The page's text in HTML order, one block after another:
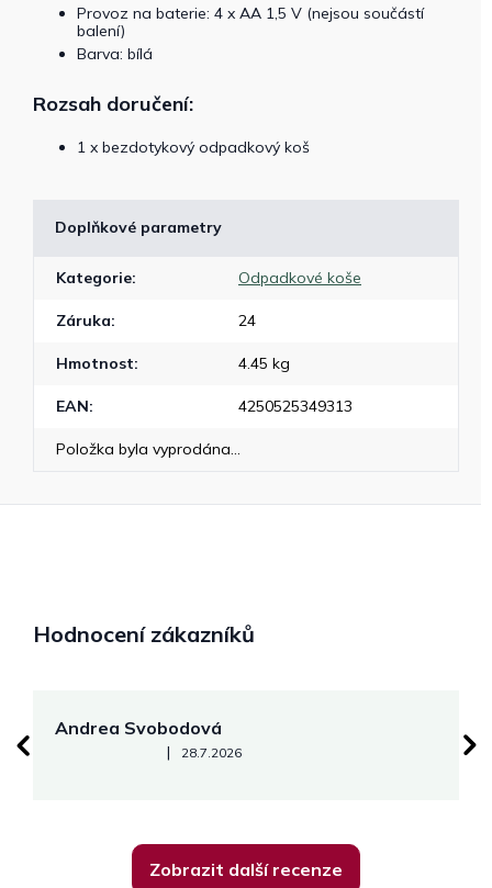
Provoz na baterie: 4 x AA 1,5 V (nejsou součástí
balení)
Barva: bílá
Rozsah doručení:
1 x bezdotykový odpadkový koš
Doplňkové parametry
Kategorie: Odpadkové koše
Záruka: 24
Hmotnost: 4.45 kg
EAN: 4250525349313
Položka byla vyprodána…
Hodnocení zákazníků
Andrea Svobodová
Hodnocení obchodu je 5 z 5 hvězdiček.
| 28.7.2026
Zobrazit další recenze